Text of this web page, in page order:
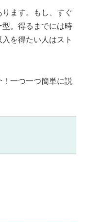
ります。もし、すぐ
。得るまでには時
を得たい人はスト
一つ一つ簡単に説